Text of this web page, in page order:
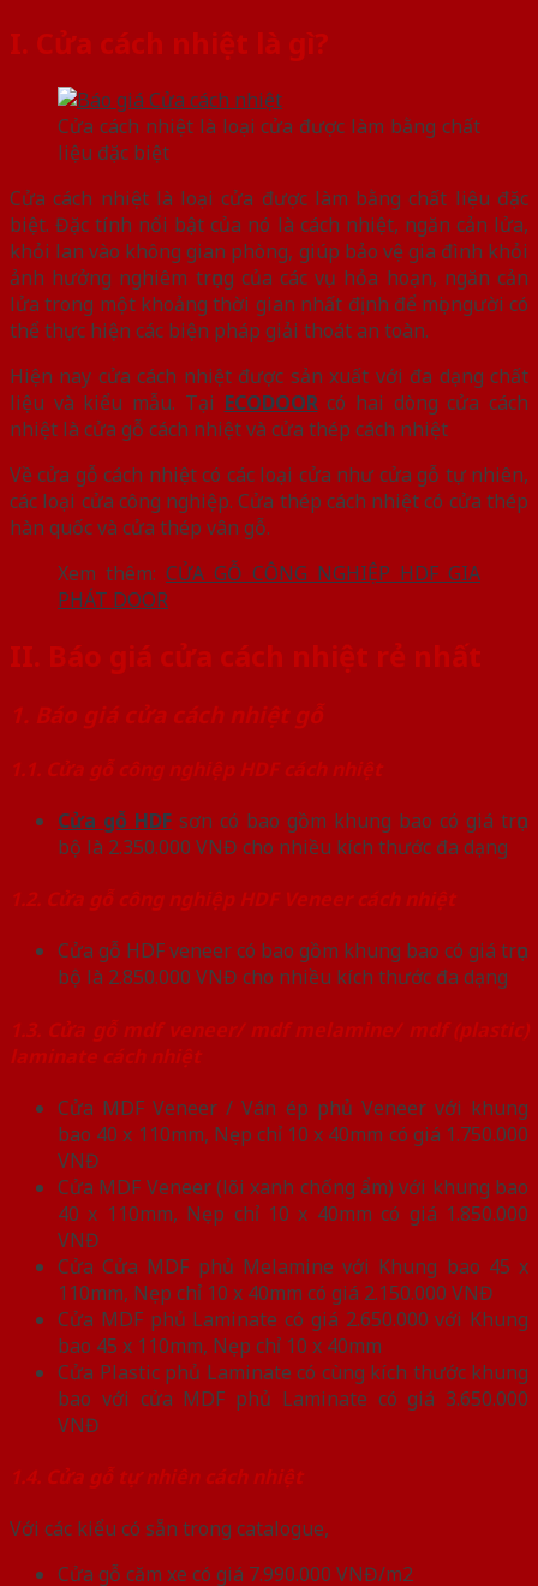
I. Cửa cách nhiệt là gì?
Cửa cách nhiệt là loại cửa được làm bằng chất
liệu đặc biệt
Cửa cách nhiệt là loại cửa được làm bằng chất liệu đặc
biệt. Đặc tính nổi bật của nó là cách nhiệt, ngăn cản lửa,
khỏi lan vào không gian phòng, giúp bảo vệ gia đình khỏi
ảnh hưởng nghiêm trọng của các vụ hỏa hoạn, ngăn cản
lửa trong một khoảng thời gian nhất định để mọi người có
thể thực hiện các biện pháp giải thoát an toàn.
Hiện nay cửa cách nhiệt được sản xuất với đa dạng chất
liệu và kiểu mẫu. Tại ECODOORcó hai dòng cửa cách
nhiệt là cửa gỗ cách nhiệt và cửa thép cách nhiệt
Về cửa gỗ cách nhiệt có các loại cửa như cửa gỗ tự nhiên,
các loại cửa công nghiệp. Cửa thép cách nhiệt có cửa thép
hàn quốc và cửa thép vân gỗ.
Xem thêm: CỬA GỖ CÔNG NGHIỆP HDF GIA
PHÁT DOOR
II. Báo giá cửa cách nhiệt rẻ nhất
1. Báo giá cửa cách nhiệt gỗ
1.1. Cửa gỗ công nghiệp HDF cách nhiệt
Cửa gỗ HDF sơn có bao gồm khung bao có giá trọn
bộ là 2.350.000 VNĐ cho nhiều kích thước đa dạng
1.2. Cửa gỗ công nghiệp HDF Veneer cách nhiệt
Cửa gỗ HDF veneer có bao gồm khung bao có giá trọn
bộ là 2.850.000 VNĐ cho nhiều kích thước đa dạng
1.3. Cửa gỗ mdf veneer/ mdf melamine/ mdf (plastic)
laminate cách nhiệt
Cửa MDF Veneer / Ván ép phủ Veneer với khung
bao 40 x 110mm, Nẹp chỉ 10 x 40mm có giá 1.750.000
VNĐ
Cửa MDF Veneer (lõi xanh chống ẩm) với khung bao
40 x 110mm, Nẹp chỉ 10 x 40mm có giá 1.850.000
VNĐ
Cửa Cửa MDF phủ Melamine với Khung bao 45 x
110mm, Nẹp chỉ 10 x 40mm có giá 2.150.000 VNĐ
Cửa MDF phủ Laminate có giá 2.650.000 với Khung
bao 45 x 110mm, Nẹp chỉ 10 x 40mm
Cửa Plastic phủ Laminate có cùng kích thước khung
bao với cửa MDF phủ Laminate có giá 3.650.000
VNĐ
1.4. Cửa gỗ tự nhiên cách nhiệt
Với các kiểu có sẵn trong catalogue,
Cửa gỗ căm xe có giá 7.990.000 VNĐ/m2